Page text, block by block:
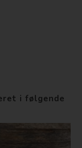
i følgende